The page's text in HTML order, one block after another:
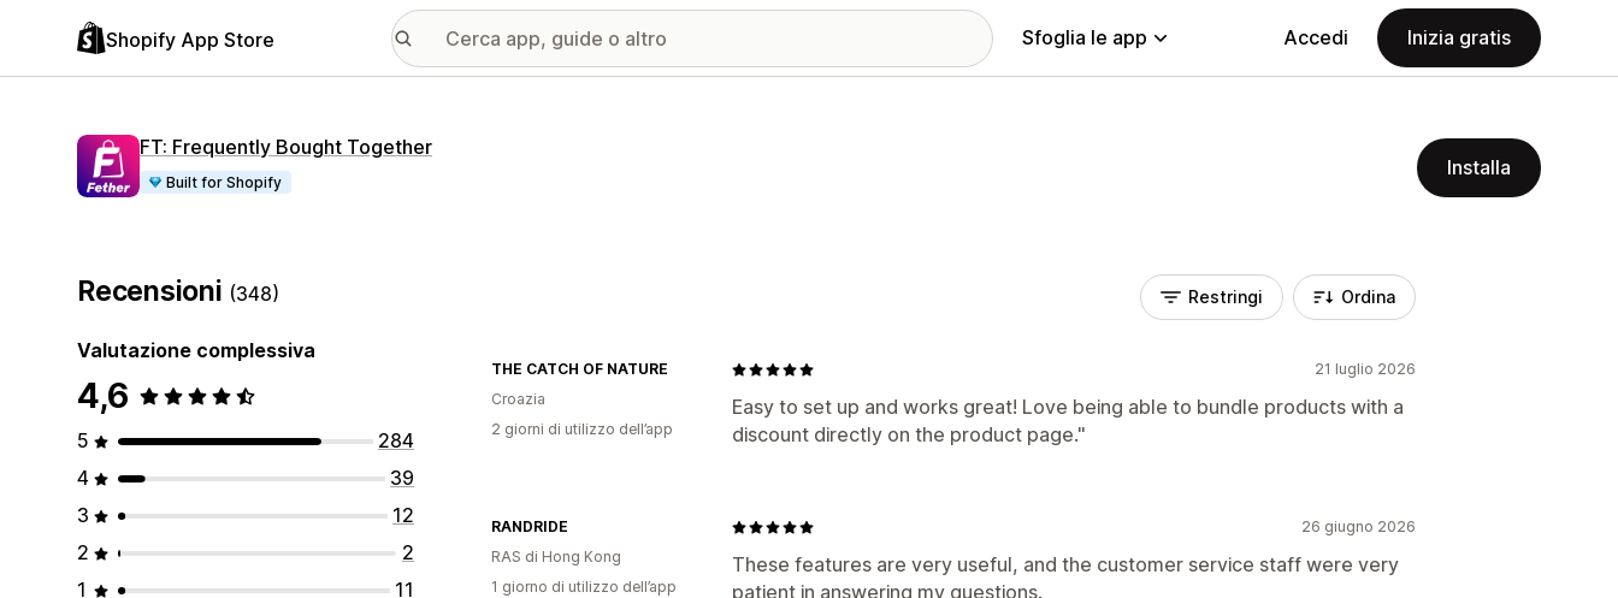
Shopify App Store Sfoglia le app Accedi Inizia gratis
FT: Frequently Bought Together
Built for Shopify
Installa
Recensioni (348)
Valutazione complessiva
4,6
5
284
4
39
3
12
2
2
1
11
Restringi Ordina
21 luglio 2026
Easy to set up and works great! Love being able to bundle products with a
discount directly on the product page."
THE CATCH OF NATURE
Croazia
2 giorni di utilizzo dell’app
26 giugno 2026
These features are very useful, and the customer service staff were very
patient in answering my questions.
RANDRIDE
RAS di Hong Kong
1 giorno di utilizzo dell’app